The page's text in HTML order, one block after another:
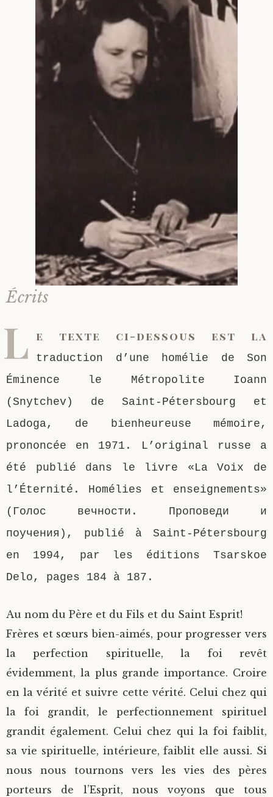
Écrits
L e texte ci-dessous est la
traduction d’une homélie de Son
Éminence le Métropolite Ioann
(Snytchev) de Saint-Pétersbourg et
Ladoga, de bienheureuse mémoire,
prononcée en 1971. L’original russe a
été publié dans le livre «La Voix de
l’Éternité. Homélies et enseignements»
(Голос вечности. Проповеди и
поучения), publié à Saint-Pétersbourg
en 1994, par les éditions Tsarskoe
Delo, pages 184 à 187.
Au nom du Père et du Fils et du Saint Esprit!
Frères et sœurs bien-aimés, pour progresser vers
la perfection spirituelle, la foi revêt
évidemment, la plus grande importance. Croire
en la vérité et suivre cette vérité. Celui chez qui
la foi grandit, le perfectionnement spirituel
grandit également. Celui chez qui la foi faiblit,
sa vie spirituelle, intérieure, faiblit elle aussi. Si
nous nous tournons vers les vies des pères
porteurs de l’Esprit, nous voyons que tous